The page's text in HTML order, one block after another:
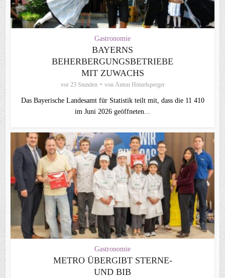
Gastronomie
BAYERNS
BEHERBERGUNGSBETRIEBE
MIT ZUWACHS
vor 23 Stunden von Anton Hötzelsperger
Das Bayerische Landesamt für Statistik teilt mit, dass die 11 410
im Juni 2026 geöffneten...
Gastronomie
METRO ÜBERGIBT STERNE-
UND BIB